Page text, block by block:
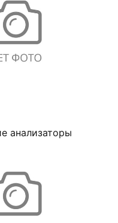
анализаторы